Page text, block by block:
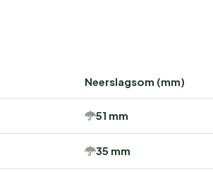
Neerslagsom (mm)
51 mm
35 mm